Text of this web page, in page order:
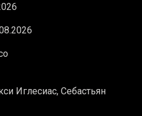
Иглесиас, Себастьян